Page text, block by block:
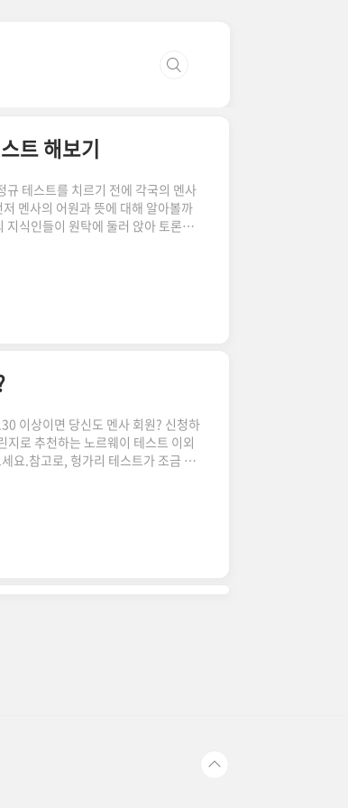
트 해보기
테스트를 치르기 전에 각국의 멘사
멘사의 어원과 뜻에 대해 알아볼까
지식인들이 원탁에 둘러 앉아 토론하
설립한 국제적인 단체로, 지능지수
, 회원에게 지적·사회적 자극 및 환
추론 ..
이상이면 당신도 멘사 회원? 신청하
로 추천하는 노르웨이 테스트 이외
요.참고로, 헝가리 테스트가 조금 더
르웨이 멘사에서 시행하는 테스트를
use in statistics. Howev..